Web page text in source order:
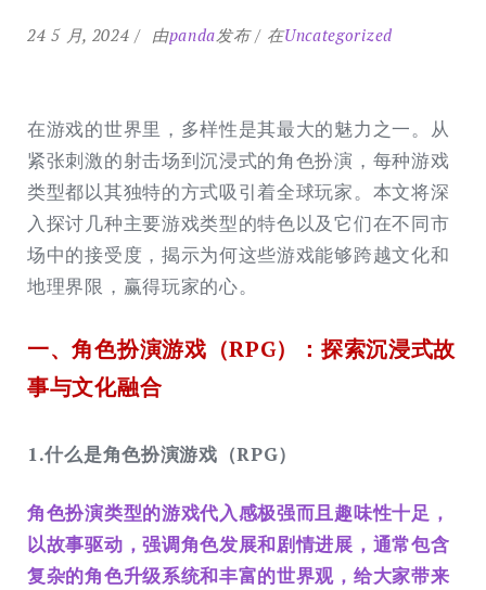
24 5 月, 2024 由panda发布 在Uncategorized
在游戏的世界里，多样性是其最大的魅力之一。从
紧张刺激的射击场到沉浸式的角色扮演，每种游戏
类型都以其独特的方式吸引着全球玩家。本文将深
入探讨几种主要游戏类型的特色以及它们在不同市
场中的接受度，揭示为何这些游戏能够跨越文化和
地理界限，赢得玩家的心。
一、角色扮演游戏（RPG）
：探索沉浸式故
事与文化融合
1.什么是角色扮演游戏（RPG）
角色扮演类型的游戏代入感极强而且趣味性十足，
以故事驱动，强调角色发展和剧情进展，通常包含
复杂的角色升级系统和丰富的世界观，给大家带来